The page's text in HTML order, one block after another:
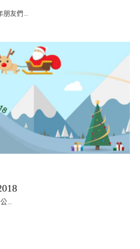
朋友們...
...